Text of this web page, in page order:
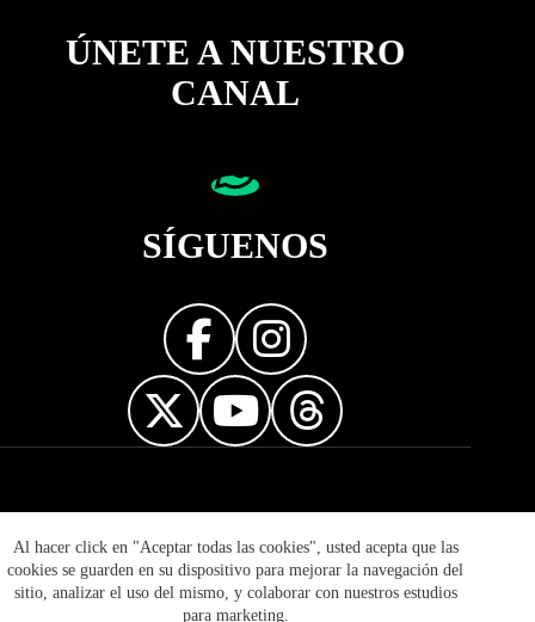
Al hacer click en "Aceptar todas las cookies", usted acepta que las
cookies se guarden en su dispositivo para mejorar la navegación del
sitio, analizar el uso del mismo, y colaborar con nuestros estudios
para marketing.
ÚNETE A NUESTRO
CANAL
SÍGUENOS